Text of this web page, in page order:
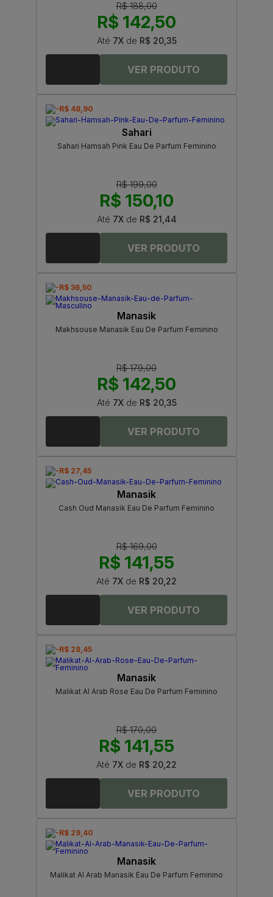
R$ 188,00
R$ 142,50
Até 7Xde R$ 20,35
-R$ 48,90
Sahari
Sahari Hamsah Pink Eau De Parfum Feminino
R$ 199,00
R$ 150,10
Até 7Xde R$ 21,44
-R$ 36,50
Manasik
Makhsouse Manasik Eau De Parfum Feminino
R$ 179,00
R$ 142,50
Até 7Xde R$ 20,35
-R$ 27,45
Manasik
Cash Oud Manasik Eau De Parfum Feminino
R$ 169,00
R$ 141,55
Até 7X de R$ 20,22
-R$ 28,45
Manasik
Malikat Al Arab Rose Eau De Parfum Feminino
R$ 170,00
R$ 141,55
Até 7X de R$ 20,22
-R$ 29,40
Manasik
Malikat Al Arab Manasik Eau De Parfum Feminino